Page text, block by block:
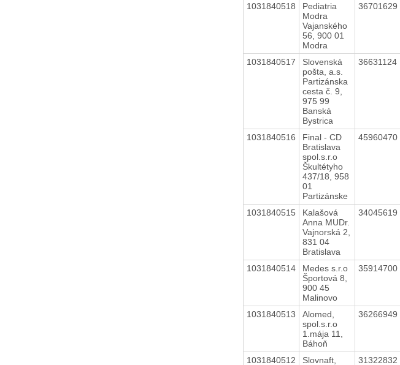
1031840518
Pediatria
Modra
Vajanského
56, 900 01
Modra
36701629
1031840517
Slovenská
pošta, a.s.
Partizánska
cesta č. 9,
975 99
Banská
Bystrica
36631124
1031840516
Final - CD
Bratislava
spol.s.r.o
Škultétyho
437/18, 958
01
Partizánske
45960470
1031840515
Kalašová
Anna MUDr.
Vajnorská 2,
831 04
Bratislava
34045619
1031840514
Medes s.r.o
Športová 8,
900 45
Malinovo
35914700
1031840513
Alomed,
spol.s.r.o
1.mája 11,
Báhoň
36266949
1031840512
Slovnaft,
31322832